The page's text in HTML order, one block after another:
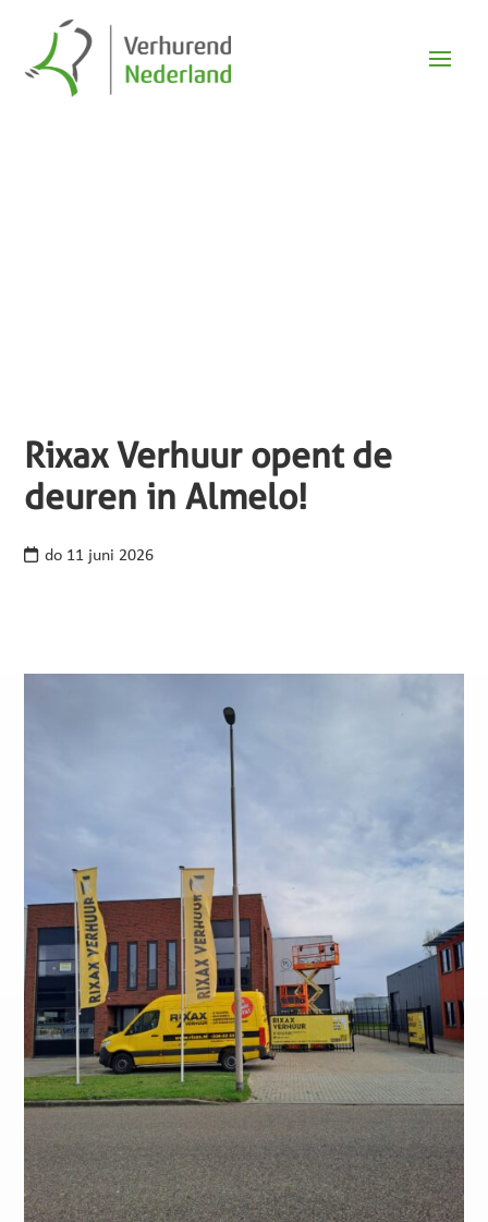
Rixax Verhuur opent de
deuren in Almelo!
do 11 juni 2026